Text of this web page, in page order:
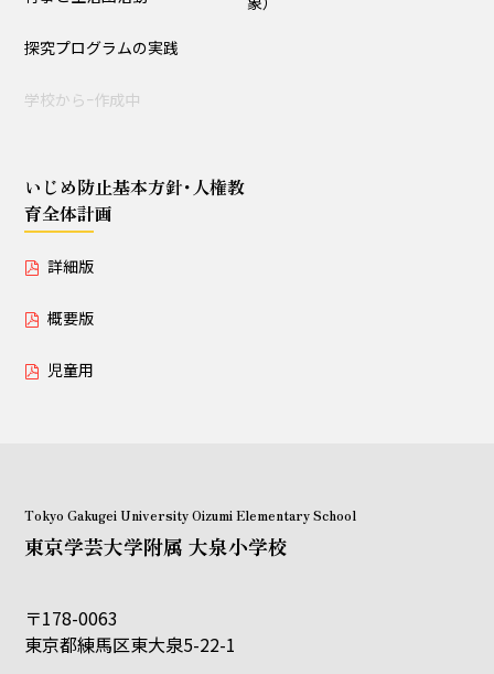
いじめ防止基本方針･人権教育全体計画
詳細版
児童用
探究プログラムの実践
学校からｰ作成中
いじめ防止基本方針･人権教
育全体計画
詳細版
概要版
児童用
Tokyo Gakugei University Oizumi Elementary School
東京学芸大学附属 大泉小学校
〒178-0063
東京都練馬区東大泉5-22-1